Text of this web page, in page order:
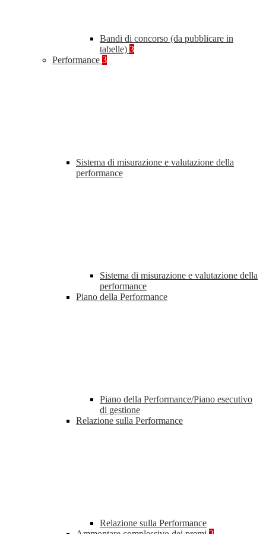
Bandi di concorso (da pubblicare in
tabelle) 3
Performance 3
Sistema di misurazione e valutazione della
performance
Sistema di misurazione e valutazione della
performance
Piano della Performance
Piano della Performance/Piano esecutivo
di gestione
Relazione sulla Performance
Relazione sulla Performance